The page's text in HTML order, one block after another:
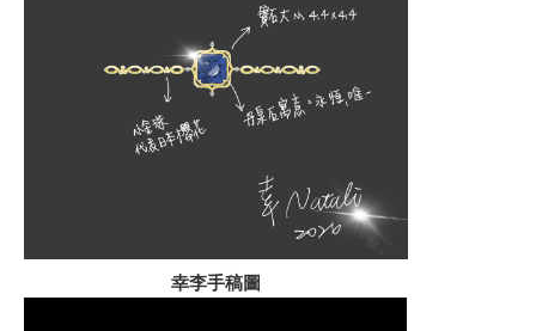
幸李手稿圖